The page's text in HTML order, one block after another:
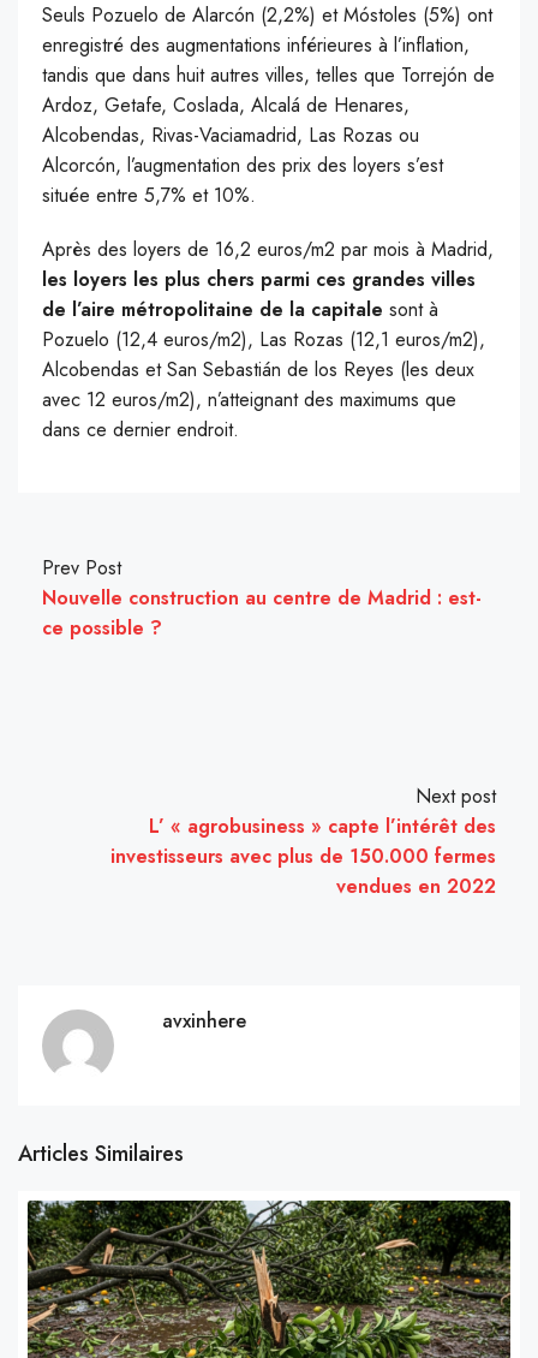
Seuls Pozuelo de Alarcón (2,2%) et Móstoles (5%) ont
enregistré des augmentations inférieures à l’inflation,
tandis que dans huit autres villes, telles que Torrejón de
Ardoz, Getafe, Coslada, Alcalá de Henares,
Alcobendas, Rivas-Vaciamadrid, Las Rozas ou
Alcorcón, l’augmentation des prix des loyers s’est
située entre 5,7% et 10%.
Après des loyers de 16,2 euros/m2 par mois à Madrid,
les loyers les plus chers parmi ces grandes villes
de l’aire métropolitaine de la capitale sont à
Pozuelo (12,4 euros/m2), Las Rozas (12,1 euros/m2),
Alcobendas et San Sebastián de los Reyes (les deux
avec 12 euros/m2), n’atteignant des maximums que
dans ce dernier endroit.
Prev Post
Nouvelle construction au centre de Madrid : est-
ce possible ?
Next post
L’ « agrobusiness » capte l’intérêt des
investisseurs avec plus de 150.000 fermes
vendues en 2022
avxinhere
Articles Similaires